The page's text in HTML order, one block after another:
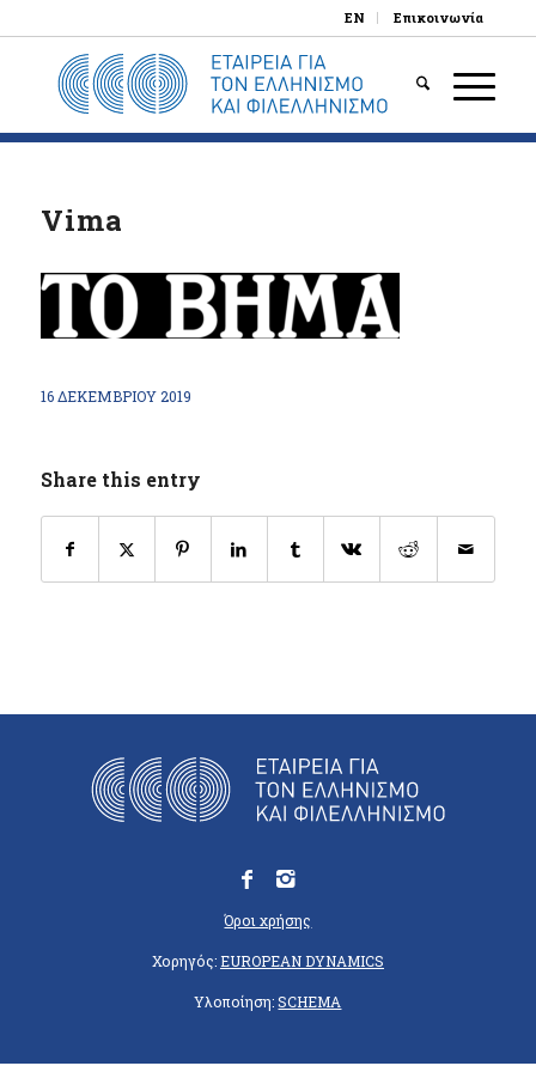
EN Επικοινωνία
Vima
16 ΔΕΚΕΜΒΡΊΟΥ 2019
Share this entry
Όροι χρήσης
Χορηγός:EUROPEAN DYNAMICS
Υλοποίηση:SCHEMA